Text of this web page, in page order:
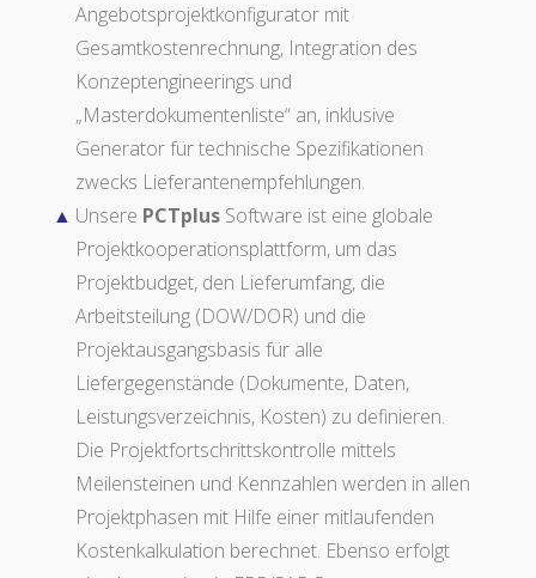
Angebotsprojektkonfigurator mit
Gesamtkostenrechnung, Integration des
Konzeptengineerings und
„Masterdokumentenliste“ an, inklusive
Generator für technische Spezifikationen
zwecks Lieferantenempfehlungen.
Unsere PCTplus Software ist eine globale
Projektkooperationsplattform, um das
Projektbudget, den Lieferumfang, die
Arbeitsteilung (DOW/DOR) und die
Projektausgangsbasis für alle
Liefergegenstände (Dokumente, Daten,
Leistungsverzeichnis, Kosten) zu definieren.
Die Projektfortschrittskontrolle mittels
Meilensteinen und Kennzahlen werden in allen
Projektphasen mit Hilfe einer mitlaufenden
Kostenkalkulation berechnet. Ebenso erfolgt